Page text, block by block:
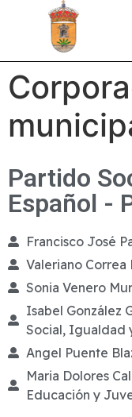
Partido
Español -
Francisco José
Valeriano Correa
Sonia Venero
Isabel González
Social, Igualdad
Angel Puente
Maria Dolores
Educación y